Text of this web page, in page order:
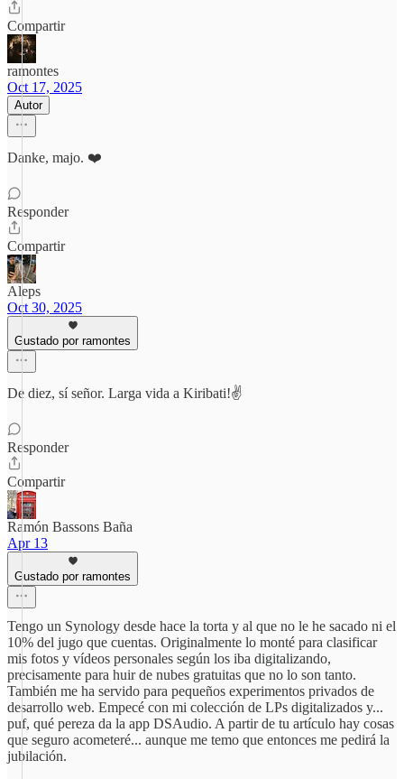
Compartir
ramontes
Oct 17, 2025
Autor
Danke, majo. ❤️
Responder
Compartir
Aleps
Oct 30, 2025
Gustado por ramontes
De diez, sí señor. Larga vida a Kiribati!✌️
Responder
Compartir
Ramón Bassons Baña
Apr 13
Gustado por ramontes
Tengo un Synology desde hace la torta y al que no le he sacado ni el
10% del jugo que cuentas. Originalmente lo monté para clasificar
mis fotos y vídeos personales según los iba digitalizando,
precisamente para huir de nubes gratuitas que no lo son tanto.
También me ha servido para pequeños experimentos privados de
desarrollo web. Empecé con mi colección de LPs digitalizados y...
puf, qué pereza da la app DSAudio. A partir de tu artículo hay cosas
que seguro acometeré... aunque me temo que entonces me pedirá la
jubilación.